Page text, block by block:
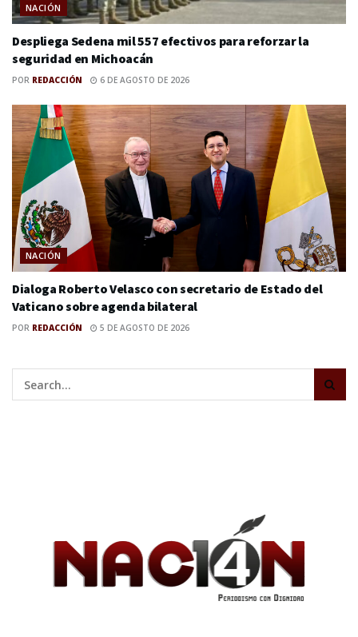
NACIÓN
Despliega Sedena mil 557 efectivos para reforzar la
seguridad en Michoacán
POR REDACCIÓN 6 DE AGOSTO DE 2026
NACIÓN
Dialoga Roberto Velasco con secretario de Estado del
Vaticano sobre agenda bilateral
POR REDACCIÓN 5 DE AGOSTO DE 2026